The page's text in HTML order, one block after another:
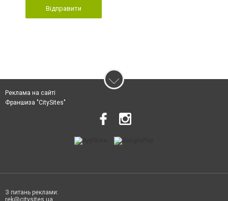
Відправити
Реклама на сайті
Франшиза "CitySites"
З питань реклами:
rek@citysites.ua